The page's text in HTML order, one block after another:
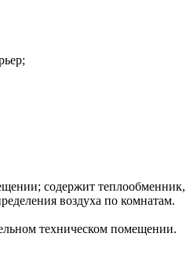
содержит
воздуха по комнатам.
техническом помещении.